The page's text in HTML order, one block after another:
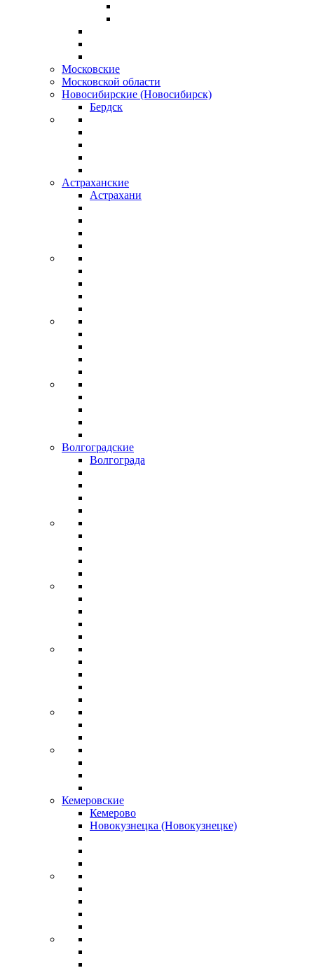
Московские
Московской области
Новосибирские (Новосибирск)
Бердск
Астраханские
Астрахани
Волгоградские
Волгограда
Кемеровские
Кемерово
Новокузнецка (Новокузнецке)